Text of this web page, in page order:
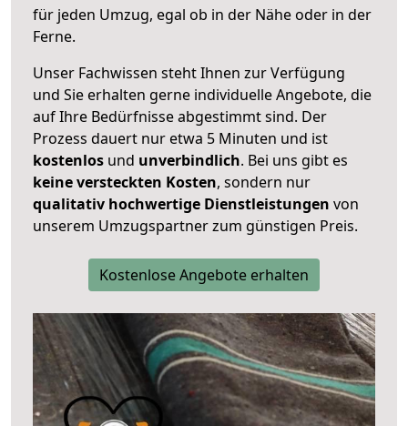
für jeden Umzug, egal ob in der Nähe oder in der
Ferne.
Unser Fachwissen steht Ihnen zur Verfügung
und Sie erhalten gerne individuelle Angebote, die
auf Ihre Bedürfnisse abgestimmt sind. Der
Prozess dauert nur etwa 5 Minuten und ist
kostenlos und unverbindlich. Bei uns gibt es
keine versteckten Kosten, sondern nur
qualitativ hochwertige Dienstleistungen von
unserem Umzugspartner zum günstigen Preis.
Kostenlose Angebote erhalten